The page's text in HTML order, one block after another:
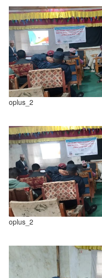
oplus_2
oplus_2